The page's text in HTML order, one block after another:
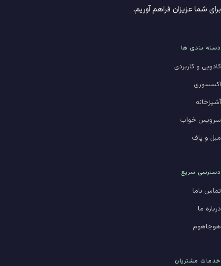
برای شما عزیزان فراهم آوریم.
دسته بندی ها
کادویی و کاربردی
اکسسوری
آشپزخانه
سرویس خواب
مبل و پاف
دسترسی سریع
تماس باما
درباره ما
هوجاهوم
خدمات مشتریان